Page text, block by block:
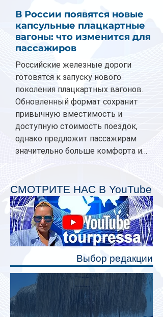
В России появятся новые
капсульные плацкартные
вагоны: что изменится для
пассажиров
Российские железные дороги
готовятся к запуску нового
поколения плацкартных вагонов.
Обновленный формат сохранит
привычную вместимость и
доступную стоимость поездок,
однако предложит пассажирам
значительно больше комфорта и
планируется начать в 2027 году.
Одним из главных нововведений
станут индивидуальные шторки у
каждого спального места. Они
позволят пассажирам закрыть свою
полку во время сна или отдыха,
СМОТРИТЕ НАС В YouTube
Выбор редакции